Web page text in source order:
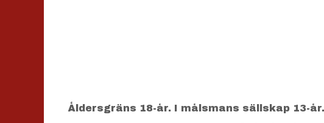
Åldersgräns 18-år. I målsmans sällskap 13-år.